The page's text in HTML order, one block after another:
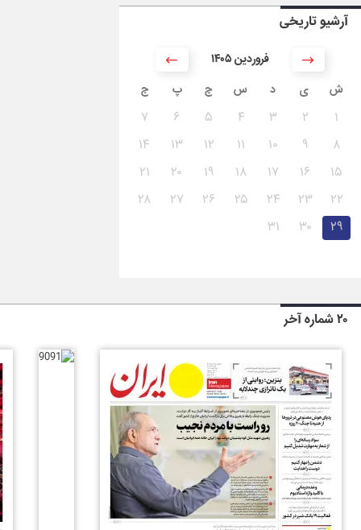
آرشیو تاریخی
۱۴۰۵ فروردین
ش
ی د س چ پ ج
۱ ۲ ۳ ۴ ۵ ۶
۷
۸
۹ ۱۰ ۱۱ ۱۲ ۱۳
۱۴
۱۵
۱۶ ۱۷ ۱۸ ۱۹ ۲۰
۲۱
۲۲
۲۳ ۲۴ ۲۵ ۲۶ ۲۷
۲۸
۲۹
۳۰ ۳۱
۲۰ شماره آخر